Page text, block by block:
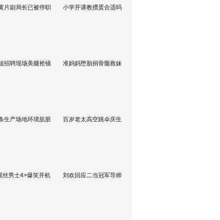
片副局长已被停职 小学开课教掼蛋合适吗
招聘现场美腿抢镜 准妈妈堕胎捐骨髓救妹
生产场地环境肮脏 百岁老太高空跳伞庆生
丝男士4>爆笑开机 刘欢回应二当冠军导师